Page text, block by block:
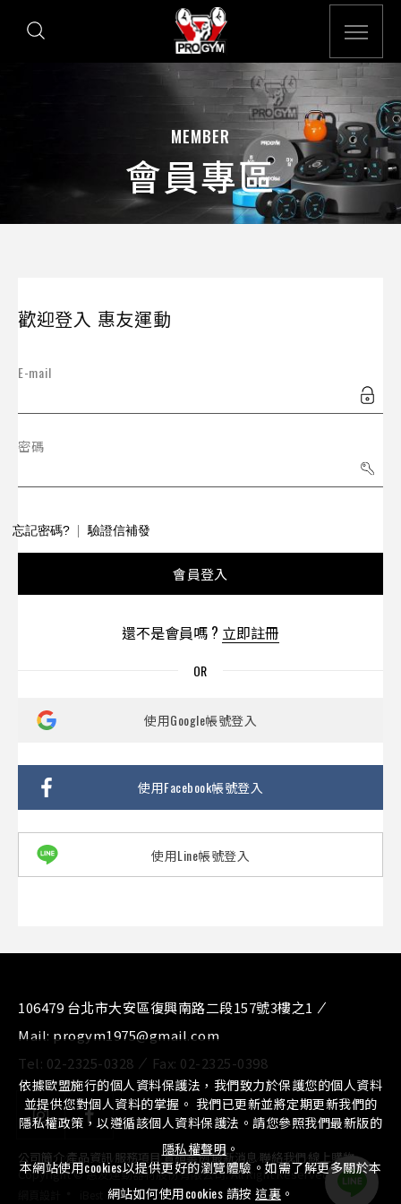
MEMBER
會員專區
歡迎登入 惠友運動
E-mail
密碼
忘記密碼? 驗證信補發
會員登入
還不是會員嗎 ? 立即註冊
使用Google帳號登入
使用Facebook帳號登入
使用Line帳號登入
106479 台北市大安區復興南路二段157號3樓之1
Mail: progym1975@gmail.com
Tel: 02-2325-0328 Fax: 02-2325-0398
公司簡介產品資訊 服務項目⁄實績案例⁄最新消息 聯絡我們 線上購物
Copyright © 惠友運動器材股份有限公司. All Right Reserved.
依據歐盟施行的個人資料保護法，我們致力於保護您的個人資料
並提供您對個人資料的掌握。 我們已更新並將定期更新我們的
隱私權政策，以遵循該個人資料保護法。請您參照我們最新版的
隱私權聲明 。
本網站使用cookies以提供更好的瀏覽體驗。如需了解更多關於本
網站如何使用cookies 請按 這裏 。